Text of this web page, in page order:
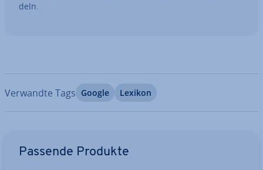
deln.
Verwandte Tags Google Lexikon
Passende Produkte